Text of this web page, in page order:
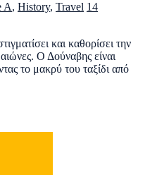
A, History, Travel 14
και καθορίσει την
Ο Δούναβης είναι
το μακρύ του ταξίδι από